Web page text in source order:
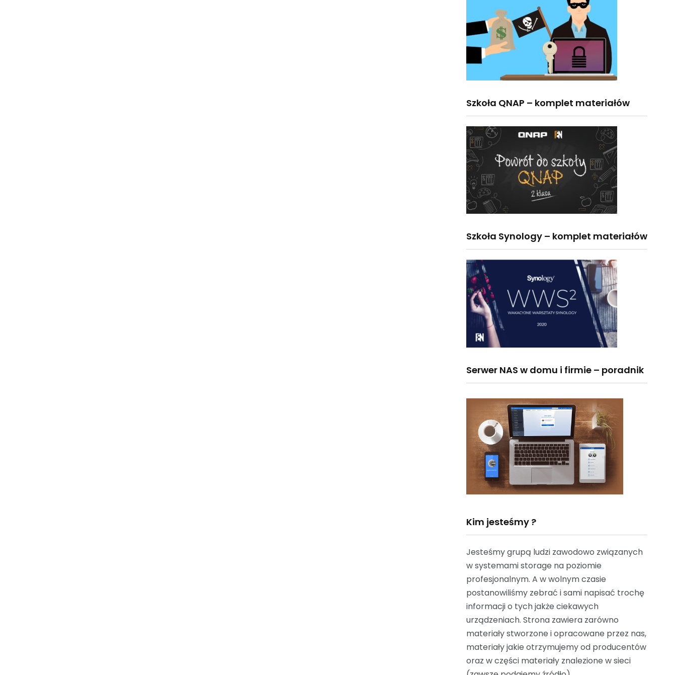
Szkoła QNAP – komplet materiałów
Szkoła Synology – komplet materiałów
Serwer NAS w domu i firmie – poradnik
Kim jesteśmy ?
Jesteśmy grupą ludzi zawodowo związanych
w systemami storage na poziomie
profesjonalnym. A w wolnym czasie
postanowiliśmy zebrać i sami napisać trochę
informacji o tych jakże ciekawych
urządzeniach. Strona zawiera zarówno
materiały stworzone i opracowane przez nas,
materiały jakie otrzymujemy od producentów
oraz w części materiały znalezione w sieci